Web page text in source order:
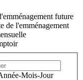
future
de l'emménagement
Mois-Jour